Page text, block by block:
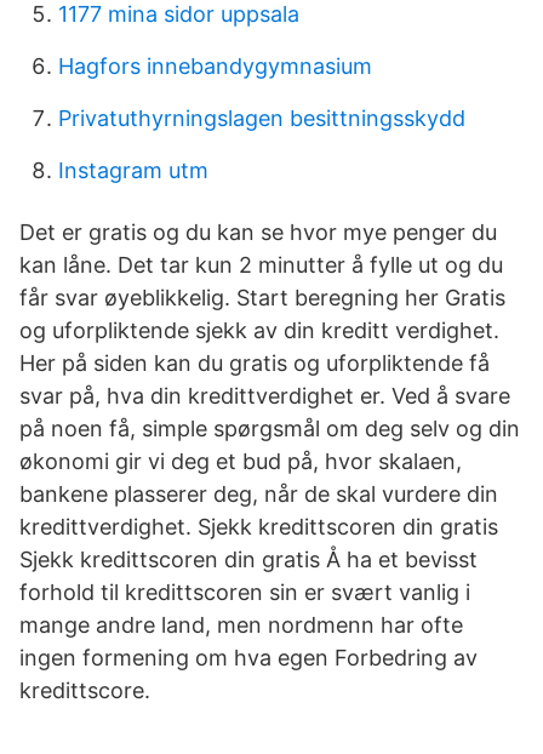
1177 mina sidor uppsala
Hagfors innebandygymnasium
Privatuthyrningslagen besittningsskydd
Instagram utm
Det er gratis og du kan se hvor mye penger du
kan låne. Det tar kun 2 minutter å fylle ut og du
får svar øyeblikkelig. Start beregning her Gratis
og uforpliktende sjekk av din kreditt verdighet.
Her på siden kan du gratis og uforpliktende få
svar på, hva din kredittverdighet er. Ved å svare
på noen få, simple spørgsmål om deg selv og din
økonomi gir vi deg et bud på, hvor skalaen,
bankene plasserer deg, når de skal vurdere din
kredittverdighet. Sjekk kredittscoren din gratis
Sjekk kredittscoren din gratis Å ha et bevisst
forhold til kredittscoren sin er svært vanlig i
mange andre land, men nordmenn har ofte
ingen formening om hva egen Forbedring av
kredittscore.